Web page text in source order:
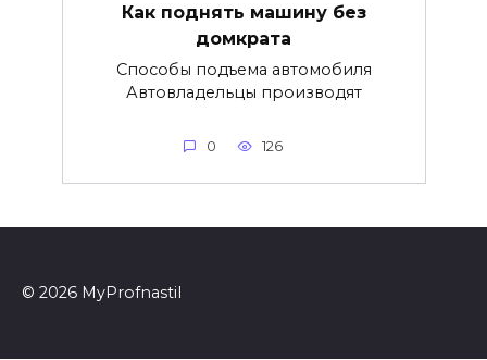
Как поднять машину без
домкрата
Способы подъема автомобиля
Автовладельцы производят
0 126
© 2026 MyProfnastil